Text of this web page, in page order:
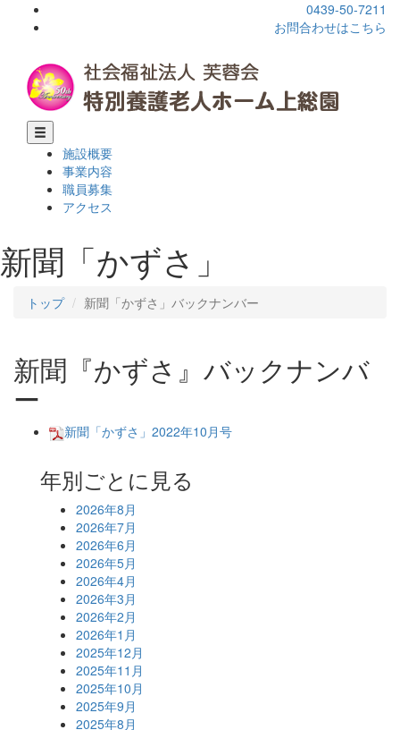
0439-50-7211
お問合わせはこちら
施設概要
事業内容
職員募集
アクセス
新聞「かずさ」
トップ 新聞「かずさ」バックナンバー
新聞『かずさ』バックナンバ
ー
新聞「かずさ」2022年10月号
年別ごとに見る
2026年8月
2026年7月
2026年6月
2026年5月
2026年4月
2026年3月
2026年2月
2026年1月
2025年12月
2025年11月
2025年10月
2025年9月
2025年8月